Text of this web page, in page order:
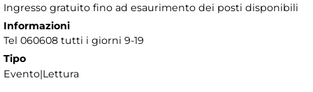
Ingresso gratuito fino ad esaurimento dei posti disponibili
Informazioni
Tel 060608 tutti i giorni 9-19
Tipo
Evento|Lettura